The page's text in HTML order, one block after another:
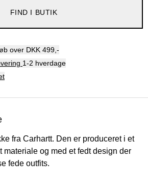
FIND I BUTIK
over DKK 499,-
1-2 hverdage
fra Carhartt. Den er produceret i et
og med et fedt design der
fede outfits.